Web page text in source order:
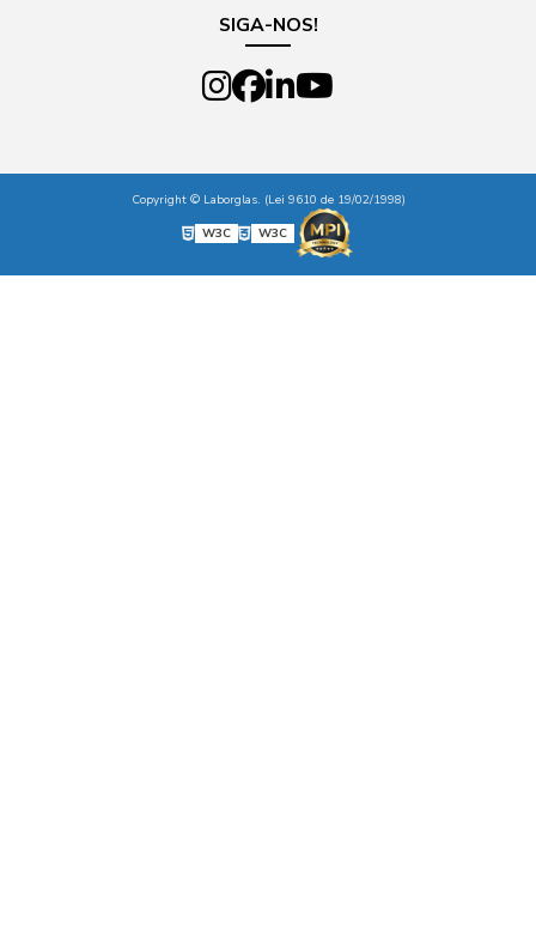
SIGA-NOS!
Copyright © Laborglas. (Lei 9610 de 19/02/1998)
W3C
W3C